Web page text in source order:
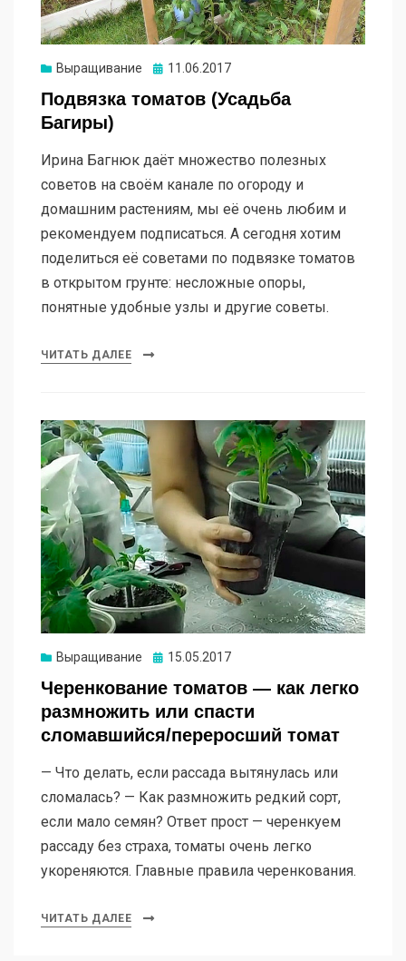
Выращивание Опубликовано
11.06.2017
Подвязка томатов (Усадьба
Багиры)
Ирина Багнюк даёт множество полезных
советов на своём канале по огороду и
домашним растениям, мы её очень любим и
рекомендуем подписаться. А сегодня хотим
поделиться её советами по подвязке томатов
в открытом грунте: несложные опоры,
понятные удобные узлы и другие советы.
ЧИТАТЬ ДАЛЕЕ
Выращивание Опубликовано
15.05.2017
Черенкование томатов — как легко
размножить или спасти
сломавшийся/переросший томат
— Что делать, если рассада вытянулась или
сломалась? — Как размножить редкий сорт,
если мало семян? Ответ прост — черенкуем
рассаду без страха, томаты очень легко
укореняются. Главные правила черенкования.
ЧИТАТЬ ДАЛЕЕ